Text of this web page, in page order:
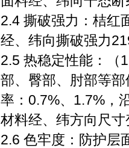
2.4 撕破强力：桔红
经、纬向撕破强力
2.5 热稳定性能：（
部、臀部、肘部等
率：0.7%、1.7%，
材料经、纬方向尺
2.6 色牢度：防护层